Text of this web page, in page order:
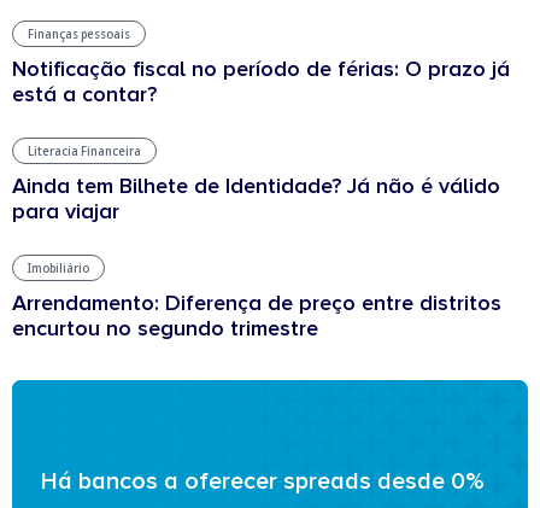
Finanças pessoais
Notificação fiscal no período de férias: O prazo já
está a contar?
Literacia Financeira
Ainda tem Bilhete de Identidade? Já não é válido
para viajar
Imobiliário
Arrendamento: Diferença de preço entre distritos
encurtou no segundo trimestre
Há bancos a oferecer spreads desde 0%